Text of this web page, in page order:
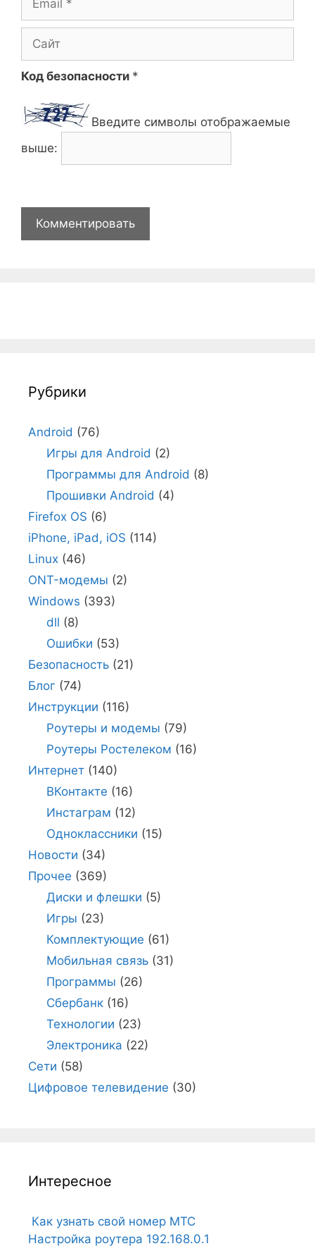
Код безопасности *
Введите символы отображаемые
выше:
Рубрики
Android (76)
Игры для Android (2)
Программы для Android (8)
Прошивки Android (4)
Firefox OS (6)
iPhone, iPad, iOS (114)
Linux (46)
ONT-модемы (2)
Windows (393)
dll (8)
Ошибки (53)
Безопасность (21)
Блог (74)
Инструкции (116)
Роутеры и модемы (79)
Роутеры Ростелеком (16)
Интернет (140)
ВКонтакте (16)
Инстаграм (12)
Одноклассники (15)
Новости (34)
Прочее (369)
Диски и флешки (5)
Игры (23)
Комплектующие (61)
Мобильная связь(31)
Программы (26)
Сбербанк(16)
Технологии (23)
Электроника (22)
Сети (58)
Цифровое телевидение (30)
Интересное
Как узнать свой номер МТС
Настройка роутера 192.168.0.1